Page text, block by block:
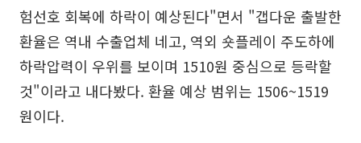
험선호 회복에 하락이 예상된다"면서 "갭다운 출발한
환율은 역내 수출업체 네고, 역외 숏플레이 주도하에
하락압력이 우위를 보이며 1510원 중심으로 등락할
것"이라고 내다봤다. 환율 예상 범위는 1506~1519
원이다.